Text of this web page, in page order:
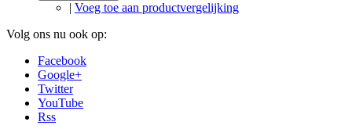
| Voeg toe aan productvergelijking
Volg ons nu ook op:
Facebook
Google+
Twitter
YouTube
Rss